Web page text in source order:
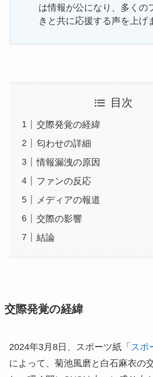
は情報が公になり、多くの
きと共に応援する声を上げ
目次
交際発覚の経緯
匂わせの詳細
情報漏洩の原因
ファンの反応
メディアの報道
交際の影響
結論
交際発覚の経緯
2024年3月8日、スポーツ紙「 スポ
によって、菊池風磨と白石麻衣の